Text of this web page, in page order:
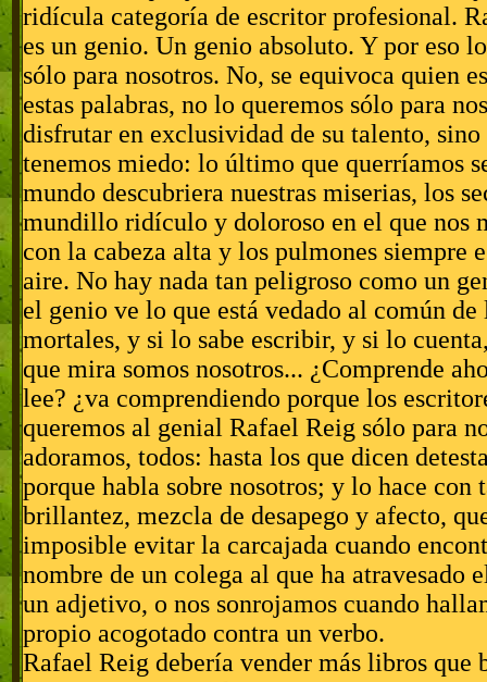
ridícula categoría de escritor profesional.
es un genio. Un genio absoluto. Y por eso
sólo para nosotros. No, se equivoca quien
estas palabras, no lo queremos sólo para
disfrutar en exclusividad de su talento, sino
tenemos miedo: lo último que querríamos
mundo descubriera nuestras miserias, los
mundillo ridículo y doloroso en el que nos
con la cabeza alta y los pulmones siempre
aire. No hay nada tan peligroso como un
el genio ve lo que está vedado al común de
mortales, y si lo sabe escribir, y si lo
que mira somos nosotros... ¿Comprende
lee? ¿va comprendiendo porque los
queremos al genial Rafael Reig sólo para
adoramos, todos: hasta los que dicen
porque habla sobre nosotros; y lo hace con
brillantez, mezcla de desapego y afecto,
imposible evitar la carcajada cuando
nombre de un colega al que ha atravesado
un adjetivo, o nos sonrojamos cuando
propio acogotado contra un verbo.
Rafael Reig debería vender más libros que